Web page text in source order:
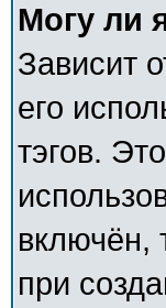
Могу ли
Зависит
его
тэгов.
включён,
при